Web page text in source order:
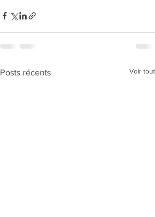
Posts récents Voir tout